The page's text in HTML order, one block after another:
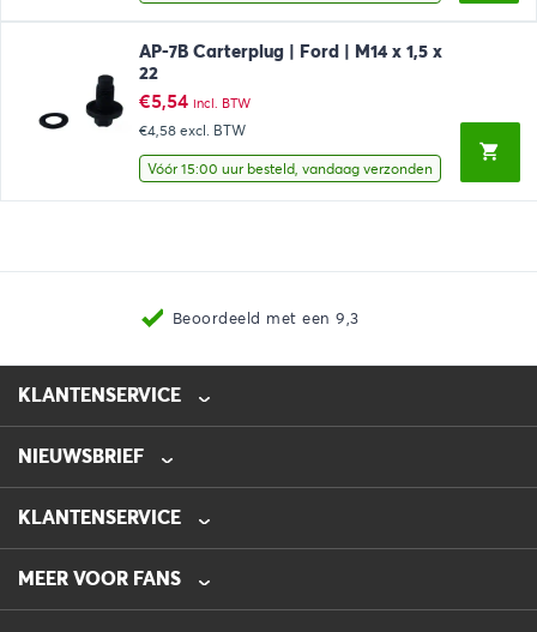
AP-7B Carterplug | Ford | M14 x 1,5 x
22
€5,54 incl. BTW
€4,58 excl. BTW
Vóór 15:00 uur besteld, vandaag verzonden
Beoordeeld met een 9,3
KLANTENSERVICE
0475-218632
info@automotive-line.nl
NIEUWSBRIEF
KLANTENSERVICE
Bestellen
Betalen
Verzenden
MEER VOOR FANS
Veelgestelde vragen – FAQ